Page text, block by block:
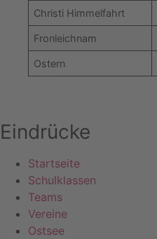
Christi Himmelfahrt
Fronleichnam
Ostern
Eindrücke
Startseite
Schulklassen
Teams
Vereine
Ostsee